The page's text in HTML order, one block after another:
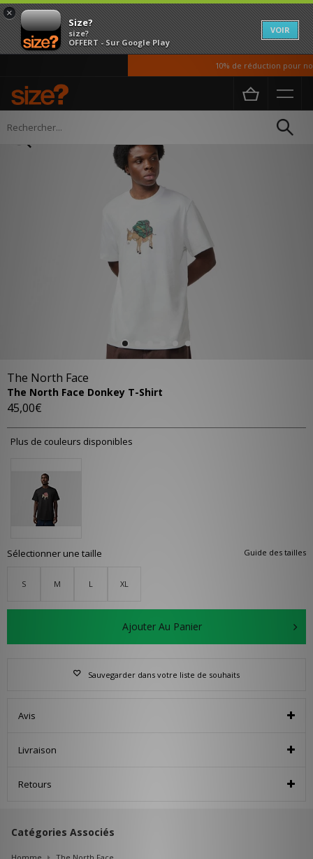
×
Size?
size?
OFFERT - Sur Google Play
VOIR
10% de réduction pour nos
Accueil Homme
The North Face
The North Face Donkey T-Shirt
45,00€
Plus de couleurs disponibles
Guide des tailles
Sélectionner une taille
S M L XL
Ajouter Au Panier
Sauvegarder dans votre liste de souhaits
Avis
Livraison
Retours
Catégories Associés